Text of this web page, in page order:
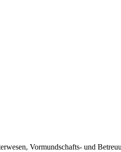
Vormundschafts- und